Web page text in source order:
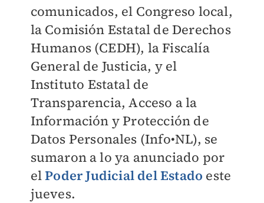
comunicados, el Congreso local,
la Comisión Estatal de Derechos
Humanos (CEDH), la Fiscalía
General de Justicia, y el
Instituto Estatal de
Transparencia, Acceso a la
Información y Protección de
Datos Personales (Info•NL), se
sumaron a lo ya anunciado por
elPoder Judicial del Estado este
jueves.